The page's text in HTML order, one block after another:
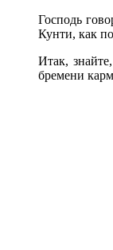
Господь
Кунти, как
Итак,
бремени